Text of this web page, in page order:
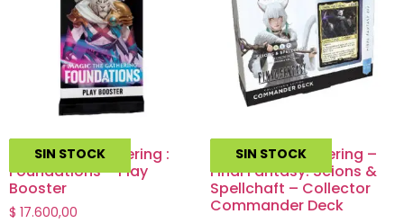
SIN STOCK
Magic The Gathering :
Foundations – Play
Booster
$ 17.600,00
SIN STOCK
Magic The Gathering –
Final Fantasy: Scions &
Spellchaft – Collector
Commander Deck